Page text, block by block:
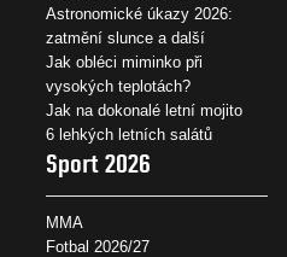
Astronomické úkazy 2026:
zatmění slunce a další
Jak obléci miminko při
vysokých teplotách?
Jak na dokonalé letní mojito
6 lehkých letních salátů
Sport 2026
MMA
Fotbal 2026/27